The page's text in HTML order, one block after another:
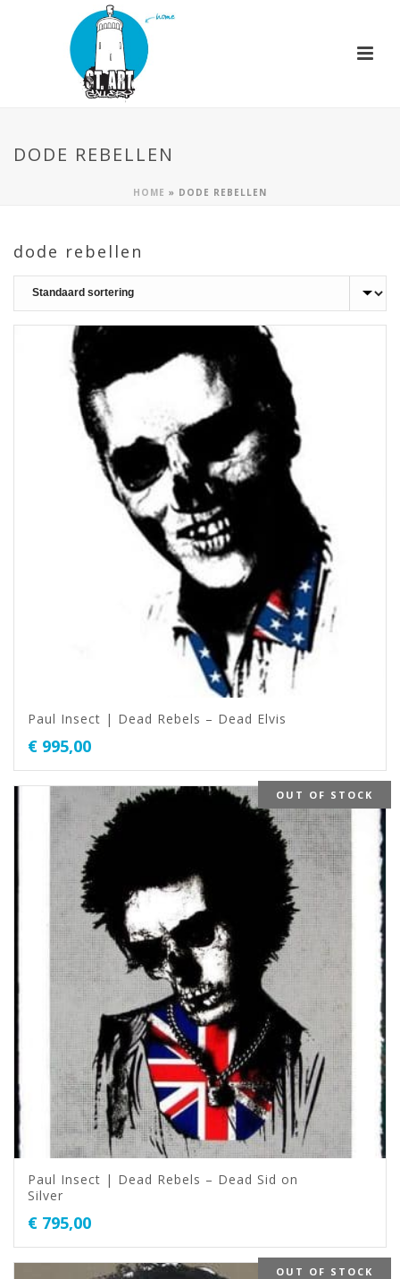
DODE REBELLEN
HOME » DODE REBELLEN
dode rebellen
Paul Insect | Dead Rebels – Dead Elvis
€ 995,00
OUT OF STOCK
Paul Insect | Dead Rebels – Dead Sid on
Silver
€ 795,00
OUT OF STOCK